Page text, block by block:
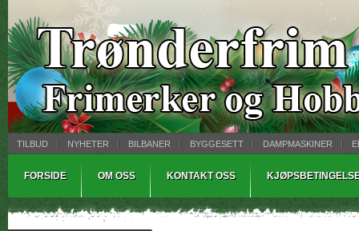
TILBUD NYHETER BILBANER BYGGESETT DAMPMASKINER
FORSIDE OM OSS KONTAKT OSS